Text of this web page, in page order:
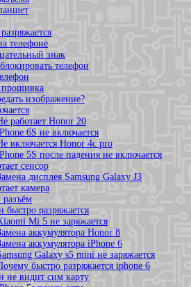
телефоне
знак
телефон
прошивка
изображение?
работает Honor 20
6S не включается
включается Honor 4c pro
5S после падения не включается
сенсор
дисплея Samsung Galaxy J3
камера
быстро разряжается
Mi 5 не заряжается
аккумулятора Honor 8
аккумулятора iPhone 6
Galaxy s5 mini не заряжается
быстро разряжается iphone 6
не видит сим карту